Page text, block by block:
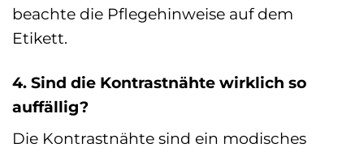
beachte die Pflegehinweise auf dem
Etikett.
4. Sind die Kontrastnähte wirklich so
auffällig?
Die Kontrastnähte sind ein modisches